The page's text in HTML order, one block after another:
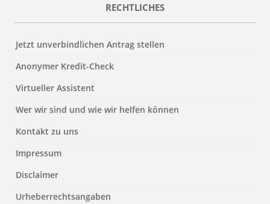
RECHTLICHES
Jetzt unverbindlichen Antrag stellen
Anonymer Kredit-Check
Virtueller Assistent
Wer wir sind und wie wir helfen können
Kontakt zu uns
Impressum
Disclaimer
Urheberrechtsangaben